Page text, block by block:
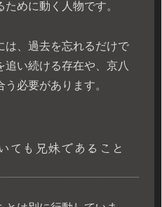
めに動く人物です。
は、過去を忘れるだけで
追い続ける存在や、京八
必要があります。
ても兄妹であること